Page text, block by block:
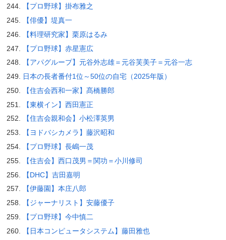
【プロ野球】掛布雅之
【俳優】堤真一
【料理研究家】栗原はるみ
【プロ野球】赤星憲広
【アパグループ】元谷外志雄＝元谷芙美子＝元谷一志
日本の長者番付1位～50位の自宅（2025年版）
【住吉会西和一家】髙橋勝郎
【東横イン】西田憲正
【住吉会親和会】小松澤英男
【ヨドバシカメラ】藤沢昭和
【プロ野球】長嶋一茂
【住吉会】西口茂男＝関功＝小川修司
【DHC】吉田嘉明
【伊藤園】本庄八郎
【ジャーナリスト】安藤優子
【プロ野球】今中慎二
【日本コンピュータシステム】藤田雅也